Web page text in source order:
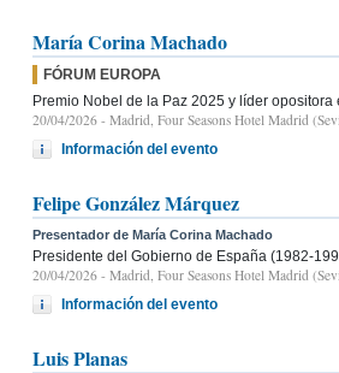
María Corina Machado
FÓRUM EUROPA
Premio Nobel de la Paz 2025 y líder opositora
20/04/2026 - Madrid, Four Seasons Hotel Madrid
Información del evento
Felipe González Márquez
Presentador de María Corina Machado
Presidente del Gobierno de España (1982-
20/04/2026 - Madrid, Four Seasons Hotel Madrid
Información del evento
Luis Planas